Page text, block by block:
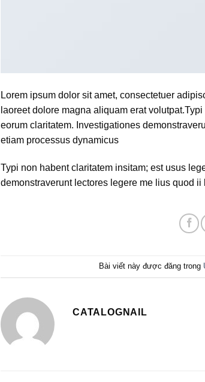
Lorem ipsum dolor sit amet, consectetuer
laoreet dolore magna aliquam erat
eorum claritatem. Investigationes
etiam processus dynamicus
Typi non habent claritatem insitam; est usus
demonstraverunt lectores legere me lius quod
Bài viết này được đăng trong
CATALOGNAIL